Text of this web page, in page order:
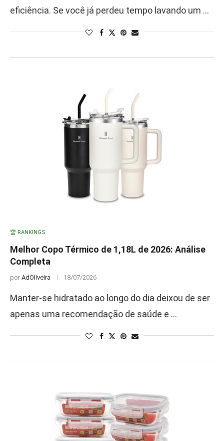
eficiência. Se você já perdeu tempo lavando um …
🏆 RANKINGS
Melhor Copo Térmico de 1,18L de 2026: Análise
Completa
por AdOliveira 18/07/2026
Manter-se hidratado ao longo do dia deixou de ser
apenas uma recomendação de saúde e …